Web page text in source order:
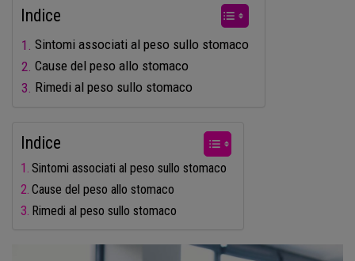
Indice
Sintomi associati al peso sullo stomaco
Cause del peso allo stomaco
Rimedi al peso sullo stomaco
Indice
Sintomi associati al peso sullo stomaco
Cause del peso allo stomaco
Rimedi al peso sullo stomaco